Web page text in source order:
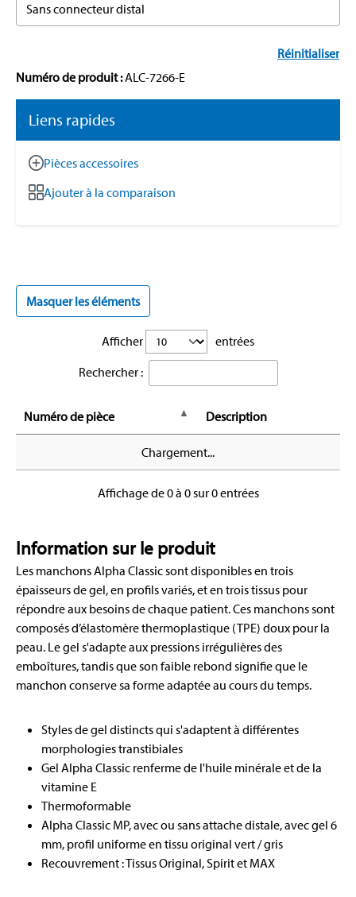
Sans connecteur distal
Réinitialiser
Numéro de produit :ALC-7266-E
Liens rapides
Pièces accessoires
Ajouter à la comparaison
Masquer les éléments
Afficher
entrées
Rechercher :
Numéro de pièce Description
Chargement...
Affichage de 0 à 0 sur 0 entrées
Information sur le produit
Les manchons Alpha Classic sont disponibles en trois
épaisseurs de gel, en profils variés, et en trois tissus pour
répondre aux besoins de chaque patient. Ces manchons sont
composés d’élastomère thermoplastique (TPE) doux pour la
peau. Le gel s'adapte aux pressions irrégulières des
emboîtures, tandis que son faible rebond signifie que le
manchon conserve sa forme adaptée au cours du temps.
Styles de gel distincts qui s'adaptent à différentes
morphologies transtibiales
Gel Alpha Classic renferme de l'huile minérale et de la
vitamine E
Thermoformable
Alpha Classic MP, avec ou sans attache distale, avec gel 6
mm, profil uniforme en tissu original vert / gris
Recouvrement : Tissus Original, Spirit et MAX